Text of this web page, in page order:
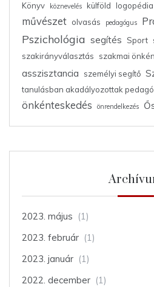
Könyv
köznevelés külföld logopédia
művészet olvasás pedagógus
Pszichológia segítés Sport
szakirányválasztás
szakmai
asszisztancia
személyi segítő
tanulásban akadályozottak
önkénteskedés önrendelkezés
2023. május (1)
2023. február (1)
2023. január (1)
2022. december (1)